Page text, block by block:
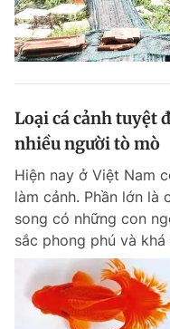
Loại cá cảnh tuyệt
nhiều người tò mò
Hiện nay ở Việt Nam
làm cảnh. Phần lớn
song có những con
sắc phong phú và